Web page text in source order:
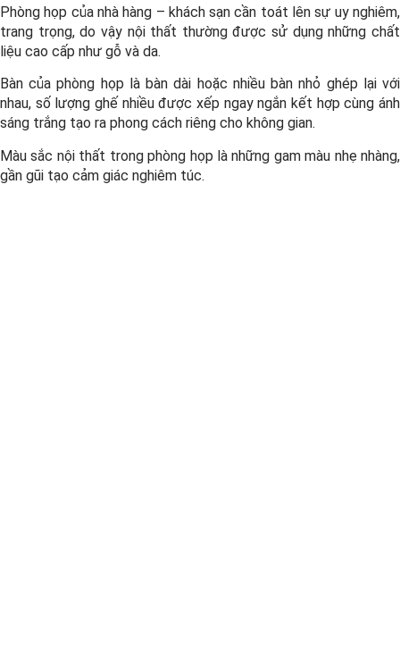
Phòng họp của nhà hàng – khách sạn cần toát lên sự uy nghiêm,
trang trọng, do vậy nội thất thường được sử dụng những chất
liệu cao cấp như gỗ và da.
Bàn của phòng họp là bàn dài hoặc nhiều bàn nhỏ ghép lại với
nhau, số lượng ghế nhiều được xếp ngay ngắn kết hợp cùng ánh
sáng trắng tạo ra phong cách riêng cho không gian.
Màu sắc nội thất trong phòng họp là những gam màu nhẹ nhàng,
gần gũi tạo cảm giác nghiêm túc.